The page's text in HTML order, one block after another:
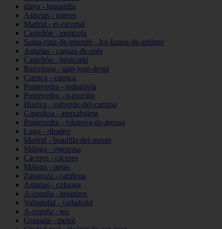
álava - laguardia
Asturias - mieres
Madrid - el-escorial
Castellón - moncofa
Santa-cruz-de-tenerife - los-llanos-de-aridane
Asturias - cangas-de-onís
Castellón - benicarló
Barcelona - sant-joan-despí
Cuenca - cuenca
Pontevedra - redondela
Pontevedra - o-porriño
Huelva - valverde-del-camino
Gipuzkoa - aretxabaleta
Pontevedra - vilanova-de-arousa
Lugo - ribadeo
Madrid - boadilla-del-monte
Málaga - estepona
Cáceres - cáceres
Málaga - mijas
Zaragoza - cariñena
Asturias - colunga
A-coruña - betanzos
Valladolid - valladolid
A-coruña - teo
Granada - motril